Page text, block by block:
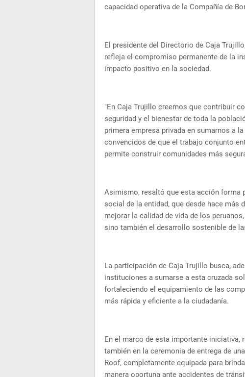
capacidad operativa de la Compañía de
El presidente del Directorio de Caja
refleja el compromiso permanente de la
impacto positivo en la sociedad.
"En Caja Trujillo creemos que contribuir
seguridad y el bienestar de toda la
primera empresa privada en sumarnos a
convencidos de que el trabajo conjunto
permite construir comunidades más
Asimismo, resaltó que esta acción forma
social de la entidad, que desde hace más
mejorar la calidad de vida de los
sino también el desarrollo sostenible de
La participación de Caja Trujillo busca,
instituciones a sumarse a esta cruzada
fortaleciendo el equipamiento de las
más rápida y eficiente a la ciudadanía.
En el marco de esta importante
también en la ceremonia de entrega de
Roof, completamente equipada para
manera oportuna ante accidentes de